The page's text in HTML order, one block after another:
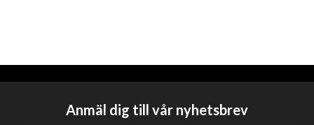
Anmäl dig till vår nyhetsbrev